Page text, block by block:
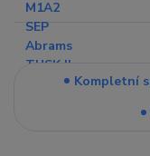
Kompletní